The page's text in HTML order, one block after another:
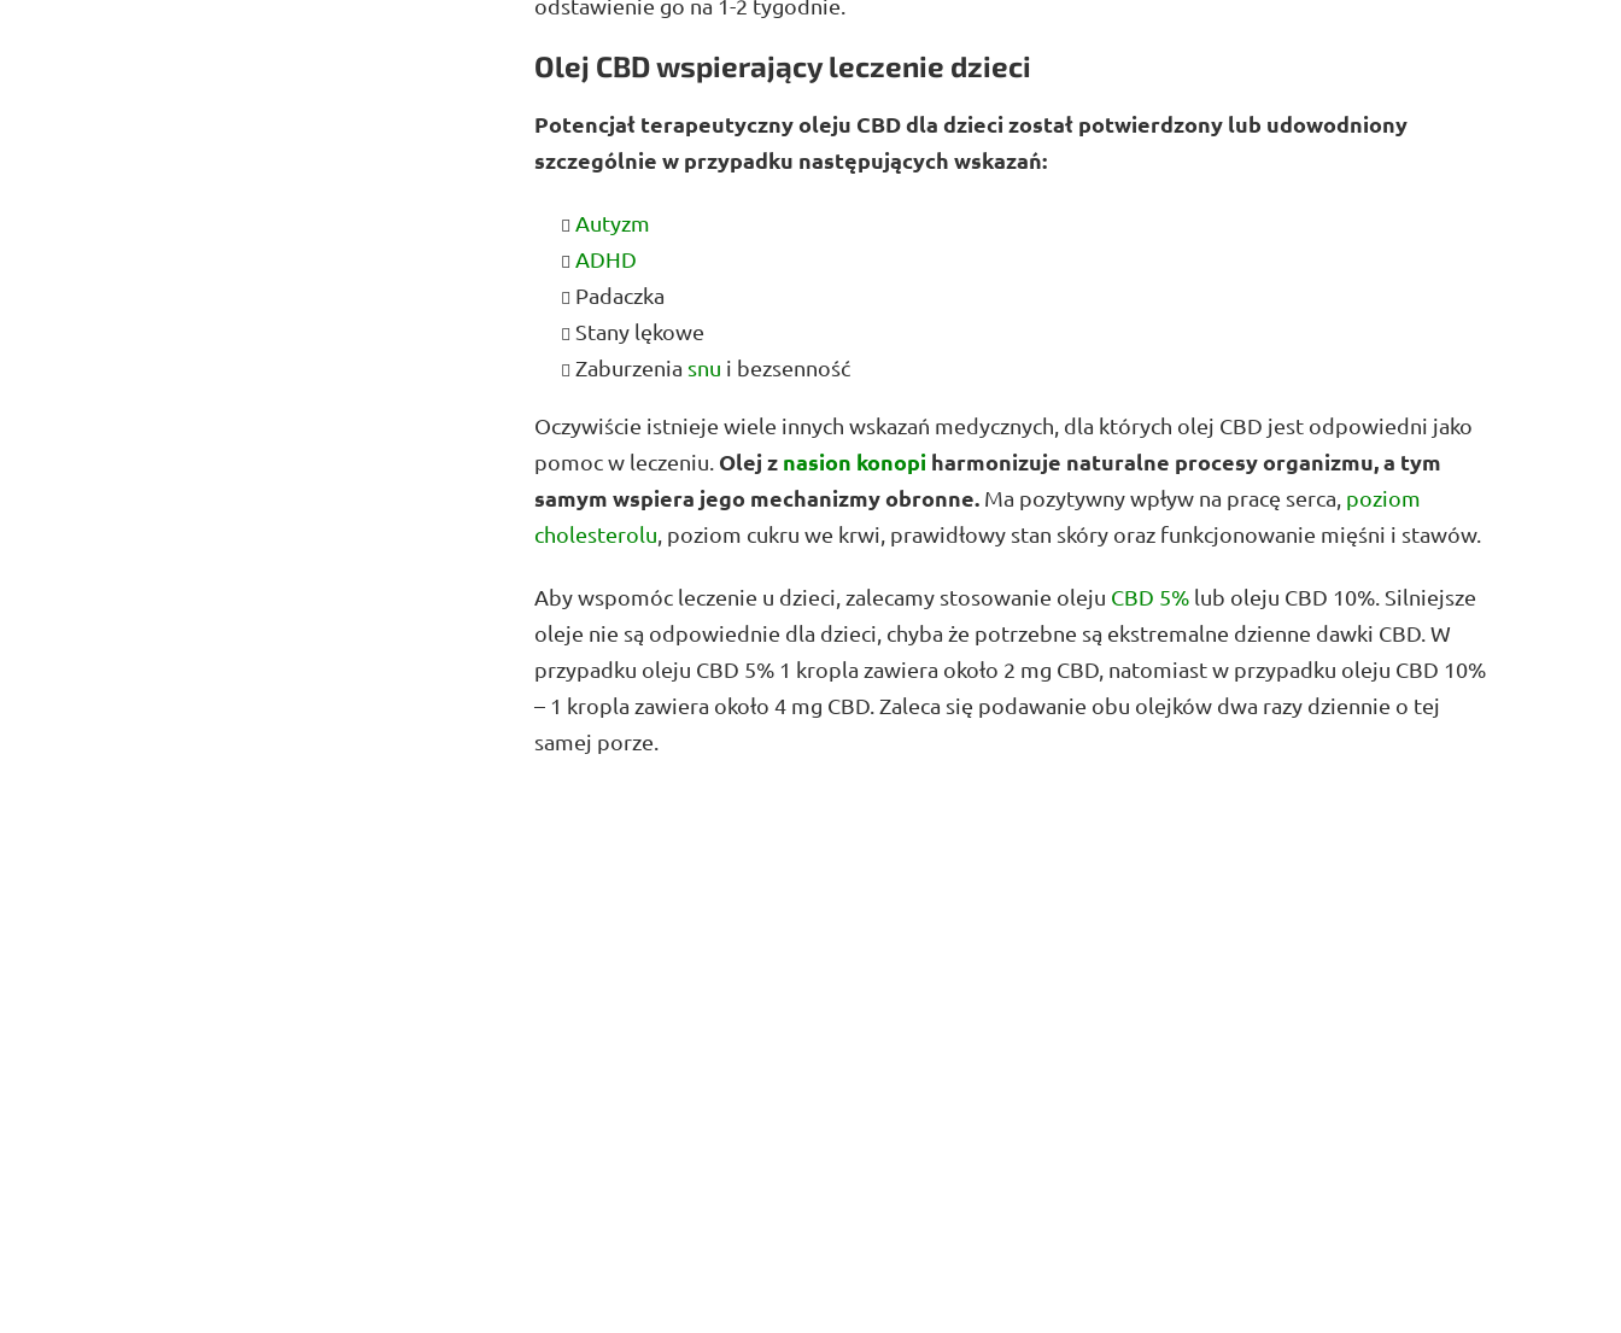
Olej CBD wspierający leczenie dzieci
Potencjał terapeutyczny oleju CBD dla dzieci został potwierdzony lub udowodniony
szczególnie w przypadku następujących wskazań:
Autyzm
ADHD
Padaczka
Stany lękowe
Zaburzenia snu i bezsenność
Oczywiście istnieje wiele innych wskazań medycznych, dla których olej CBD jest odpowiedni jako
pomoc w leczeniu. Olej z nasion konopi harmonizuje naturalne procesy organizmu, a tym
samym wspiera jego mechanizmy obronne. Ma pozytywny wpływ na pracę serca, poziom
cholesterolu , poziom cukru we krwi, prawidłowy stan skóry oraz funkcjonowanie mięśni i stawów.
Aby wspomóc leczenie u dzieci, zalecamy stosowanie oleju CBD 5% lub oleju CBD 10%. Silniejsze
oleje nie są odpowiednie dla dzieci, chyba że potrzebne są ekstremalne dzienne dawki CBD. W
przypadku oleju CBD 5% 1 kropla zawiera około 2 mg CBD, natomiast w przypadku oleju CBD 10%
– 1 kropla zawiera około 4 mg CBD. Zaleca się podawanie obu olejków dwa razy dziennie o tej
samej porze.